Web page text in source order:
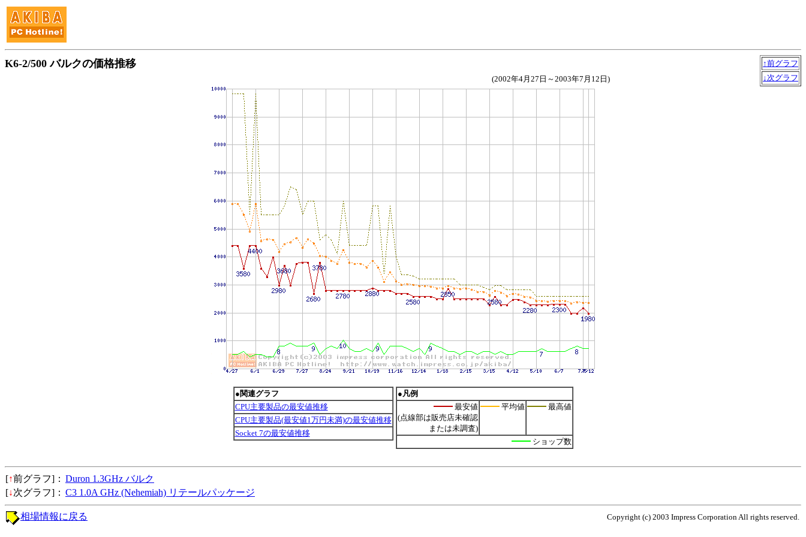
K6-2/500 バルクの価格推移
↑前グラフ
↓次グラフ
(2002年4月27日～2003年7月12日)
●関連グラフ
CPU主要製品の最安値推移
CPU主要製品(最安値1万円未満)の最安値推移
Socket 7の最安値推移
●凡例
最安値
(点線部は販売店未確認
または未調査)
平均値 最高値
ショップ数
[↑前グラフ]： Duron 1.3GHz バルク
[↓次グラフ]： C3 1.0A GHz (Nehemiah) リテールパッケージ
Copyright (c) 2003 Impress Corporation All rights reserved.
相場情報に戻る